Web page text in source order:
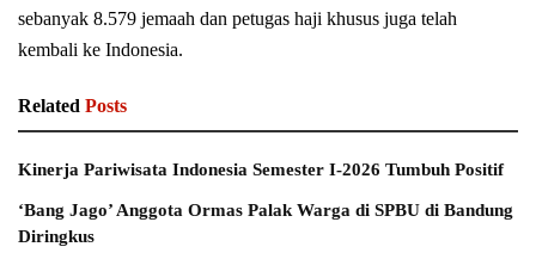
sebanyak 8.579 jemaah dan petugas haji khusus juga telah
kembali ke Indonesia.
Related Posts
Kinerja Pariwisata Indonesia Semester I-2026 Tumbuh Positif
‘Bang Jago’ Anggota Ormas Palak Warga di SPBU di Bandung
Diringkus